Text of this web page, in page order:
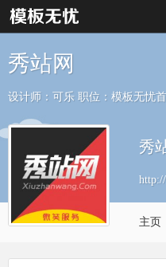
秀站网
设计师：可乐 职位：模板无忧
秀
主页